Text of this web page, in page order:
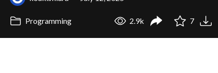
Programming 2.9k 7